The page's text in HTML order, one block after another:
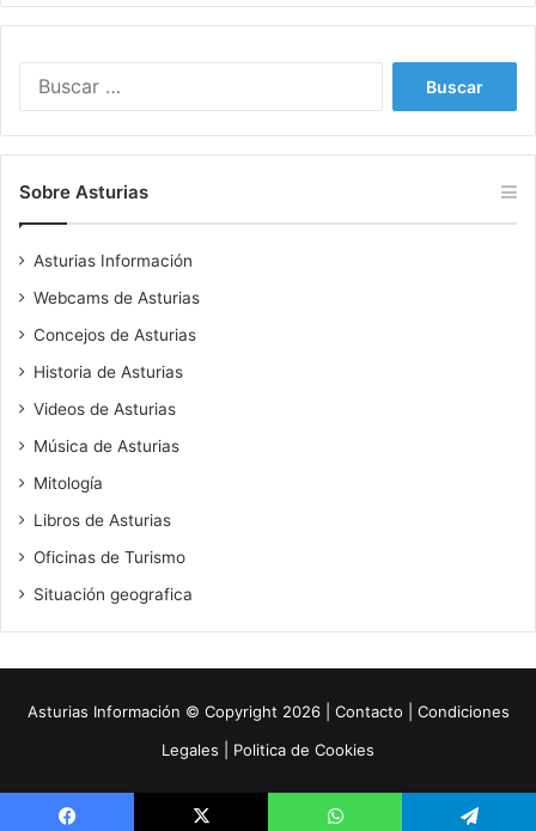
Sobre Asturias
Asturias Información
Webcams de Asturias
Concejos de Asturias
Historia de Asturias
Videos de Asturias
Música de Asturias
Mitología
Libros de Asturias
Oficinas de Turismo
Situación geografica
Asturias Información © Copyright 2026 | Contacto
Condiciones
Legales
Politica de Cookies